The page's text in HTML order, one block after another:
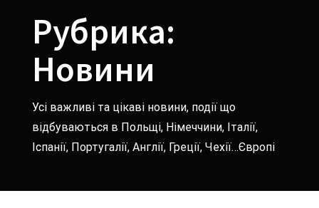
Рубрика:
Новини
Усі важливі та цікаві новини, події що
відбуваються в Польщі, Німеччини, Італії,
Іспанії, Португалії, Англії, Греції, Чехії…Європі